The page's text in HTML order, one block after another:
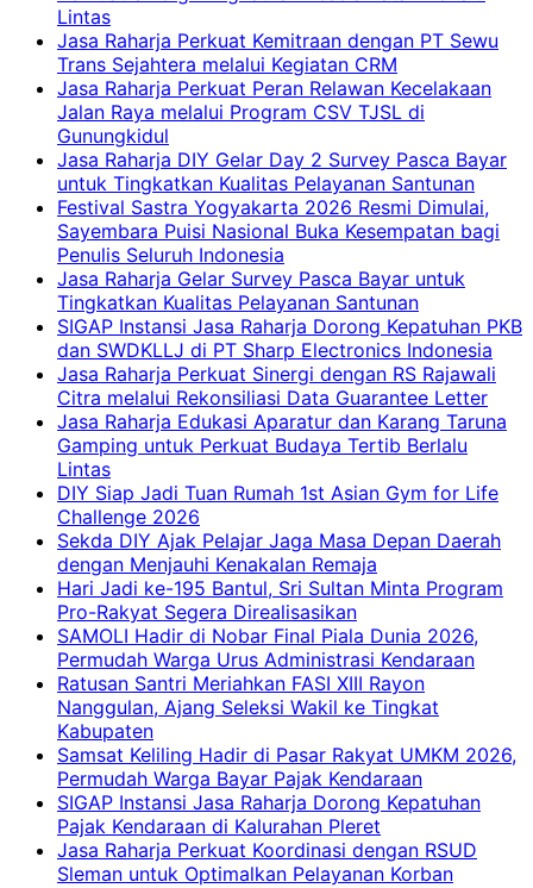
Lintas
Jasa Raharja Perkuat Kemitraan dengan PT Sewu
Trans Sejahtera melalui Kegiatan CRM
Jasa Raharja Perkuat Peran Relawan Kecelakaan
Jalan Raya melalui Program CSV TJSL di
Gunungkidul
Jasa Raharja DIY Gelar Day 2 Survey Pasca Bayar
untuk Tingkatkan Kualitas Pelayanan Santunan
Festival Sastra Yogyakarta 2026 Resmi Dimulai,
Sayembara Puisi Nasional Buka Kesempatan bagi
Penulis Seluruh Indonesia
Jasa Raharja Gelar Survey Pasca Bayar untuk
Tingkatkan Kualitas Pelayanan Santunan
SIGAP Instansi Jasa Raharja Dorong Kepatuhan PKB
dan SWDKLLJ di PT Sharp Electronics Indonesia
Jasa Raharja Perkuat Sinergi dengan RS Rajawali
Citra melalui Rekonsiliasi Data Guarantee Letter
Jasa Raharja Edukasi Aparatur dan Karang Taruna
Gamping untuk Perkuat Budaya Tertib Berlalu
Lintas
DIY Siap Jadi Tuan Rumah 1st Asian Gym for Life
Challenge 2026
Sekda DIY Ajak Pelajar Jaga Masa Depan Daerah
dengan Menjauhi Kenakalan Remaja
Hari Jadi ke-195 Bantul, Sri Sultan Minta Program
Pro-Rakyat Segera Direalisasikan
SAMOLI Hadir di Nobar Final Piala Dunia 2026,
Permudah Warga Urus Administrasi Kendaraan
Ratusan Santri Meriahkan FASI XIII Rayon
Nanggulan, Ajang Seleksi Wakil ke Tingkat
Kabupaten
Samsat Keliling Hadir di Pasar Rakyat UMKM 2026,
Permudah Warga Bayar Pajak Kendaraan
SIGAP Instansi Jasa Raharja Dorong Kepatuhan
Pajak Kendaraan di Kalurahan Pleret
Jasa Raharja Perkuat Koordinasi dengan RSUD
Sleman untuk Optimalkan Pelayanan Korban